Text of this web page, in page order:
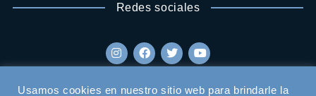
Redes sociales
Usamos cookies en nuestro sitio web para brindarle la